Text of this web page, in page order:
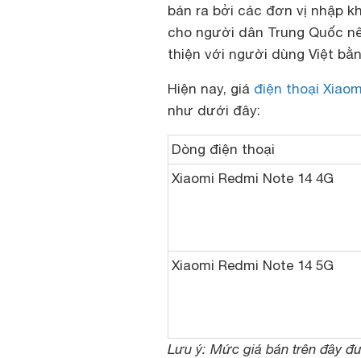
bán ra bởi các đơn vị nhập
cho người dân Trung Quốc
thiện với người dùng Việt
Hiện nay, giá điện thoại
như dưới đây:
Dòng điện thoại
Xiaomi Redmi Note 14 4G
Xiaomi Redmi Note 14 5G
Lưu ý: Mức giá bán trên đây